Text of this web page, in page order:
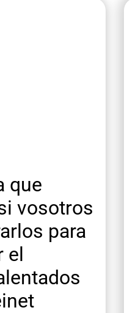
que
vosotros
para
el